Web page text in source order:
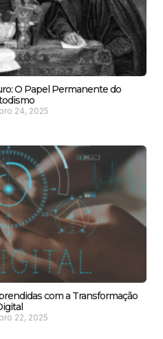
O Papel Permanente do
24, 2025
com a Transformação
22, 2025